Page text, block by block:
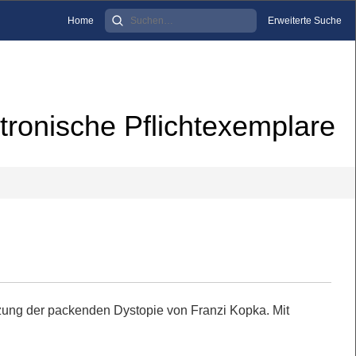
Home Erweiterte Suche
Pflichtexemplare
der packenden Dystopie von Franzi Kopka. Mit